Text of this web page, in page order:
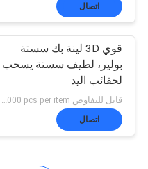
اتصال
قوي 3D لينة بك سستة
بولير، لطيف سستة يسحب
لحقائب اليد
قابل للتفاوض MOQ:negotiation，500/1000 pcs per item
اتصال